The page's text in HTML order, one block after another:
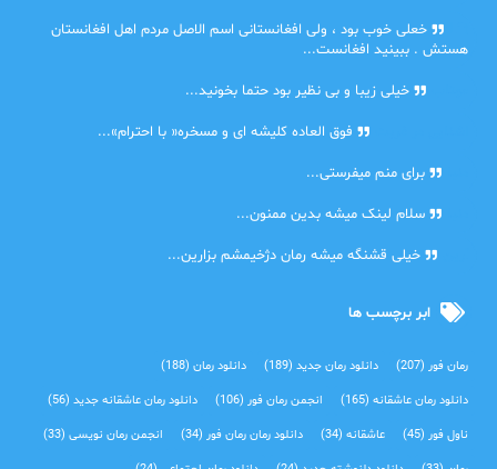
خعلی خوب بود ، ولی افغانستانی اسم الاصل مردم اهل افغانستان
هستش . ببینید افغانست...
خیلی زیبا و بی نظیر بود حتما بخونید...
فوق العاده کلیشه ای و مسخره« با احترام»...
برای منم میفرستی...
سلام لینک میشه بدین ممنون...
خیلی قشنگه میشه رمان دژخیمشم بزارین...
ابر برچسب ها
رمان فور(207) دانلود رمان جدید(189) دانلود رمان(188)
دانلود رمان عاشقانه(165) انجمن رمان فور(106) دانلود رمان عاشقانه جدید(56)
ناول فور(45) عاشقانه(34) دانلود رمان رمان فور(34) انجمن رمان نویسی(33)